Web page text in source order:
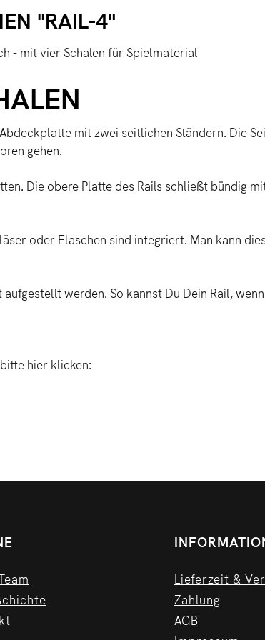
"RAIL-4"
- mit vier Schalen für Spielmaterial
mit zwei seitlichen Ständern. Die
gehen.
Die obere Platte des Rails schließt bündig
oder Flaschen sind integriert. Man kann
aufgestellt werden. So kannst Du Dein Rail,
hier klicken:
Lieferzeit &
Zahlung
AGB